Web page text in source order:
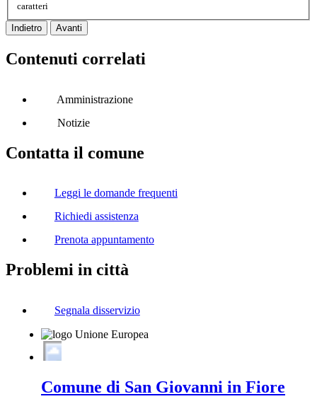
caratteri
Indietro Avanti
Contenuti correlati
Amministrazione
Notizie
Contatta il comune
Leggi le domande frequenti
Richiedi assistenza
Prenota appuntamento
Problemi in città
Segnala disservizio
Comune di San Giovanni in Fiore